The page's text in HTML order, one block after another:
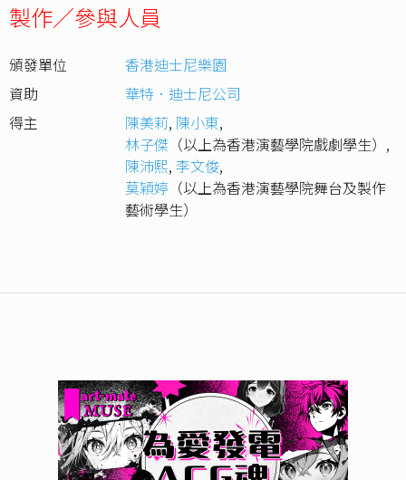
製作／參與人員
頒發單位
香港迪士尼樂園
資助
華特．迪士尼公司
得主
陳美莉, 陳小東,
林子傑 （以上為香港演藝學院戲劇學生） ,
陳沛熙,李文俊,
莫穎婷 （以上為香港演藝學院舞台及製作
藝術學生）